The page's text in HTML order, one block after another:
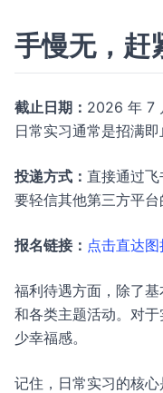
手慢无，赶
截止日期： 2026 年 7
日常实习通常是招满即
投递方式： 直接通过
要轻信其他第三方平台
报名链接： 点击直达
福利待遇方面，除了
和各类主题活动。对
少幸福感。
记住，日常实习的核心